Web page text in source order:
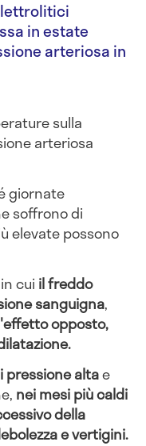
in estate
arteriosa in
sulla
arteriosa
giornate
soffrono di
elevate possono
cui il freddo
sanguigna,
opposto,
pressione altae
nei mesi più caldi
della
e vertigini.